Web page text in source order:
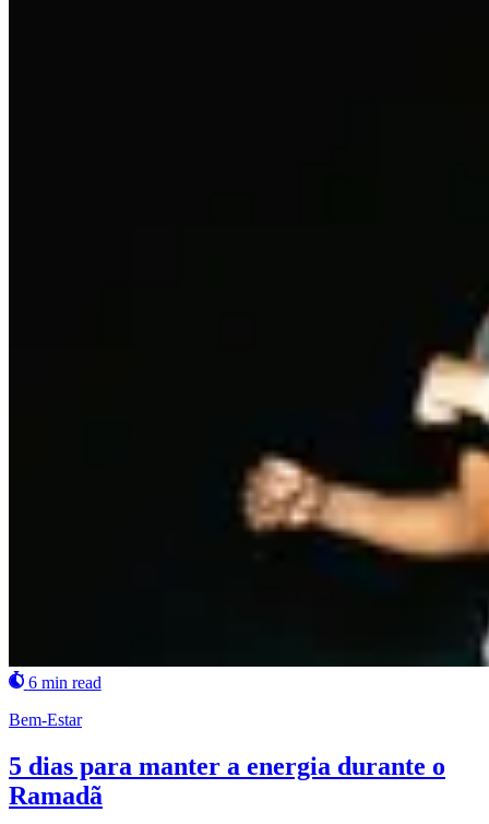
6 min read
Bem-Estar
5 dias para manter a energia durante o
Ramadã